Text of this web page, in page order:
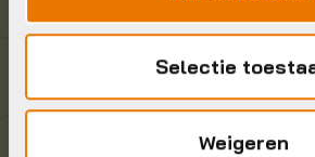
Selectie
Weigeren
1315 BP Almere